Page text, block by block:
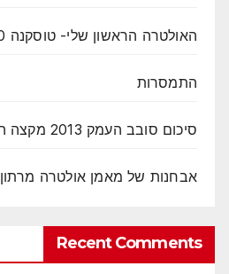
האולטרה הראשון שלי- טוסקנה 100
התמסרות
סיכום סובב העמק 2013 מקצה ה-100
אבחנות של מאמן אולטרה מרתון
Recent Comments